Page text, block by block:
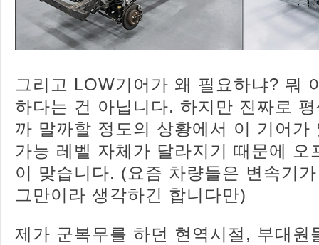
그리고 LOW기어가 왜 필요하냐? 뭐
하다는 건 아닙니다. 하지만 진짜로
까 말까할 정도의 상황에서 이 기어가
가능 레벨 자체가 달라지기 때문에 오
이 맞습니다. (요즘 차량들은 변속기
그만이라 생각하긴 합니다만)
제가 군복무를 하던 현역시절, 부대원